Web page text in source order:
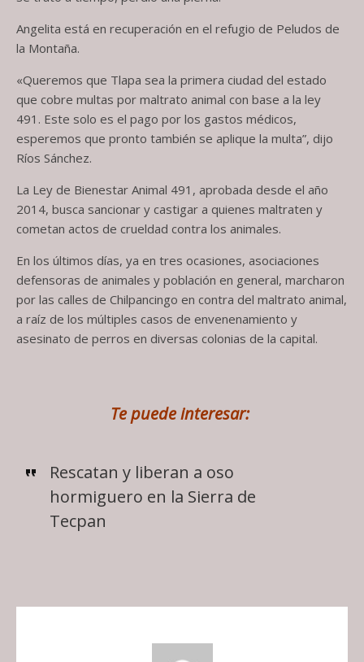
Angelita está en recuperación en el refugio de Peludos de
la Montaña.
«Queremos que Tlapa sea la primera ciudad del estado
que cobre multas por maltrato animal con base a la ley
491. Este solo es el pago por los gastos médicos,
esperemos que pronto también se aplique la multa”, dijo
Ríos Sánchez.
La Ley de Bienestar Animal 491, aprobada desde el año
2014, busca sancionar y castigar a quienes maltraten y
cometan actos de crueldad contra los animales.
En los últimos días, ya en tres ocasiones, asociaciones
defensoras de animales y población en general, marcharon
por las calles de Chilpancingo en contra del maltrato animal,
a raíz de los múltiples casos de envenenamiento y
asesinato de perros en diversas colonias de la capital.
Te puede interesar:
Rescatan y liberan a oso
hormiguero en la Sierra de
Tecpan